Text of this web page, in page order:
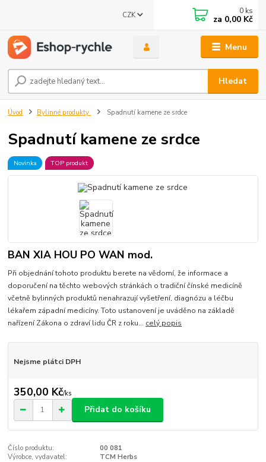
Menu
CZK
Hledat
0 ks
za 0,00 Kč
Úvod Bylinné produkty Spadnutí kamene ze srdce
Spadnutí kamene ze srdce
Novinka TOP produkt
BAN XIA HOU PO WAN mod.
Při objednání tohoto produktu berete na vědomí, že informace a
doporučení na těchto webových stránkách o tradiční čínské medicíně
včetně bylinných produktů nenahrazují vyšetření, diagnózu a léčbu
lékařem západní medicíny. Toto ustanovení je uváděno na základě
nařízení Zákona o zdraví lidu ČR z roku... celý popis
Nejsme plátci DPH
350,00 Kč/ks
Přidat do košíku
Číslo produktu:
00 081
Výrobce, vydavatel:
TCM Herbs